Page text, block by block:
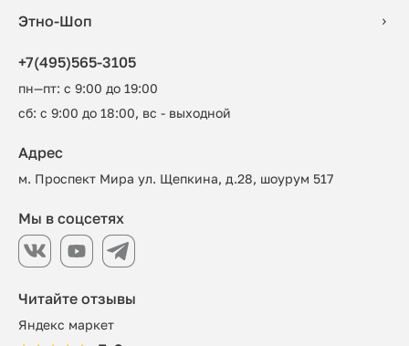
Этно-Шоп
+7(495)565-3105
пн—пт: с 9:00 до 19:00
сб: с 9:00 до 18:00, вс - выходной
Читайте отзывы
Яндекс маркет
Адрес
м. Проспект Мира ул. Щепкина, д.28, шоурум 517
Мы в соцсетях